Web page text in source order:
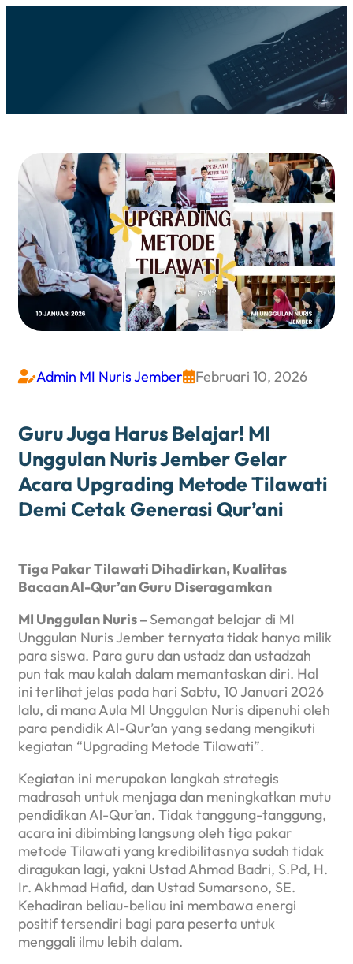
Admin MI Nuris JemberFebruari 10, 2026
Guru Juga Harus Belajar! MI
Unggulan Nuris Jember Gelar
Acara Upgrading Metode Tilawati
Demi Cetak Generasi Qur’ani
Tiga Pakar Tilawati Dihadirkan, Kualitas
Bacaan Al-Qur’an Guru Diseragamkan
MI Unggulan Nuris –Semangat belajar di MI
Unggulan Nuris Jember ternyata tidak hanya milik
para siswa. Para guru dan ustadz dan ustadzah
pun tak mau kalah dalam memantaskan diri. Hal
ini terlihat jelas pada hari Sabtu, 10 Januari 2026
lalu, di mana Aula MI Unggulan Nuris dipenuhi oleh
para pendidik Al-Qur’an yang sedang mengikuti
kegiatan “Upgrading Metode Tilawati”.
Kegiatan ini merupakan langkah strategis
madrasah untuk menjaga dan meningkatkan mutu
pendidikan Al-Qur’an. Tidak tanggung-tanggung,
acara ini dibimbing langsung oleh tiga pakar
metode Tilawati yang kredibilitasnya sudah tidak
diragukan lagi, yakni Ustad Ahmad Badri, S.Pd, H.
Ir. Akhmad Hafid, dan Ustad Sumarsono, SE.
Kehadiran beliau-beliau ini membawa energi
positif tersendiri bagi para peserta untuk
menggali ilmu lebih dalam.